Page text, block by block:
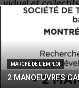
MARCHÉ DE L’EMPLOI
2 MANOEUVRES